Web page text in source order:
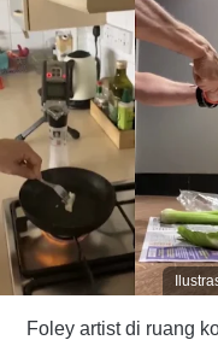
Foley artist di ruang